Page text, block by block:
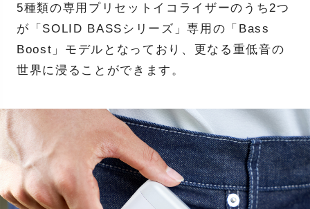
5種類の専用プリセットイコライザーのうち2つ
が「SOLID BASSシリーズ」専用の「Bass
Boost」モデルとなっており、更なる重低音の
世界に浸ることができます。